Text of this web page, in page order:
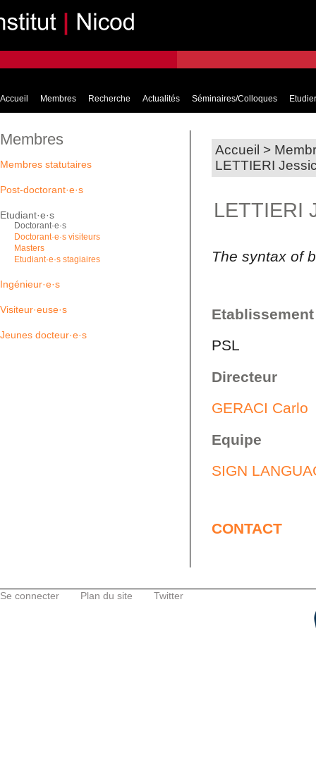
Accueil Membres Recherche Actualités Séminaires/Colloques
Accueil >
LETTIERI
LETTIERI
The syntax of
PSL
Directeur
GERACI Carlo
Equipe
SIGN
CONTACT
Membres
Membres statutaires
Post-doctorant·e·s
Etudiant·e·s
Doctorant·e·s
Doctorant·e·s visiteurs
Masters
Etudiant·e·s stagiaires
Ingénieur·e·s
Visiteur·euse·s
Jeunes docteur·e·s
Se connecter Plan du site Twitter